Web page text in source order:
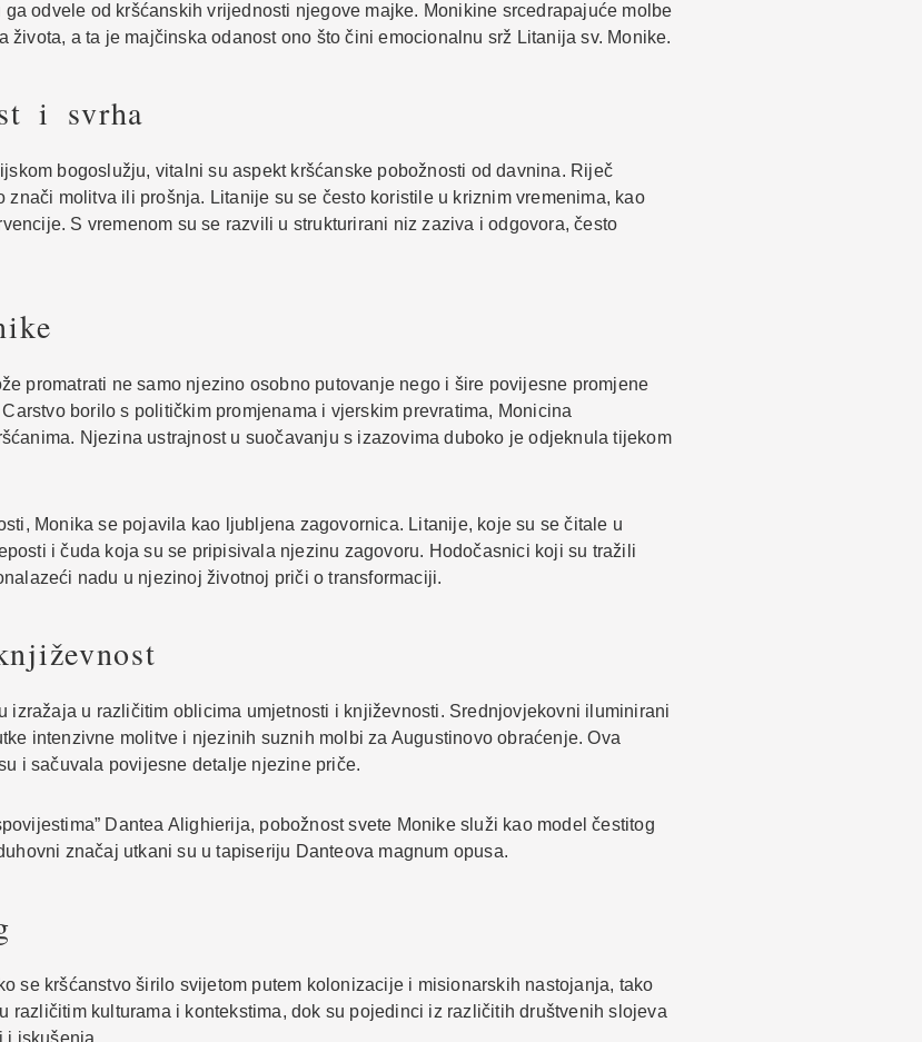
odvele od kršćanskih vrijednosti njegove majke. Monikine srcedrapajuće molbe
a ta je majčinska odanost ono što čini emocionalnu srž Litanija sv. Monike.
i svrha
bogoslužju, vitalni su aspekt kršćanske pobožnosti od davnina. Riječ
znači molitva ili prošnja. Litanije su se često koristile u kriznim vremenima, kao
S vremenom su se razvili u strukturirani niz zaziva i odgovora, često
promatrati ne samo njezino osobno putovanje nego i šire povijesne promjene
borilo s političkim promjenama i vjerskim prevratima, Monicina
Njezina ustrajnost u suočavanju s izazovima duboko je odjeknula tijekom
Monika se pojavila kao ljubljena zagovornica. Litanije, koje su se čitale u
i čuda koja su se pripisivala njezinu zagovoru. Hodočasnici koji su tražili
nadu u njezinoj životnoj priči o transformaciji.
u različitim oblicima umjetnosti i književnosti. Srednjovjekovni iluminirani
intenzivne molitve i njezinih suznih molbi za Augustinovo obraćenje. Ova
i sačuvala povijesne detalje njezine priče.
Dantea Alighierija, pobožnost svete Monike služi kao model čestitog
značaj utkani su u tapiseriju Danteova magnum opusa.
se kršćanstvo širilo svijetom putem kolonizacije i misionarskih nastojanja, tako
kulturama i kontekstima, dok su pojedinci iz različitih društvenih slojeva
iskušenja.